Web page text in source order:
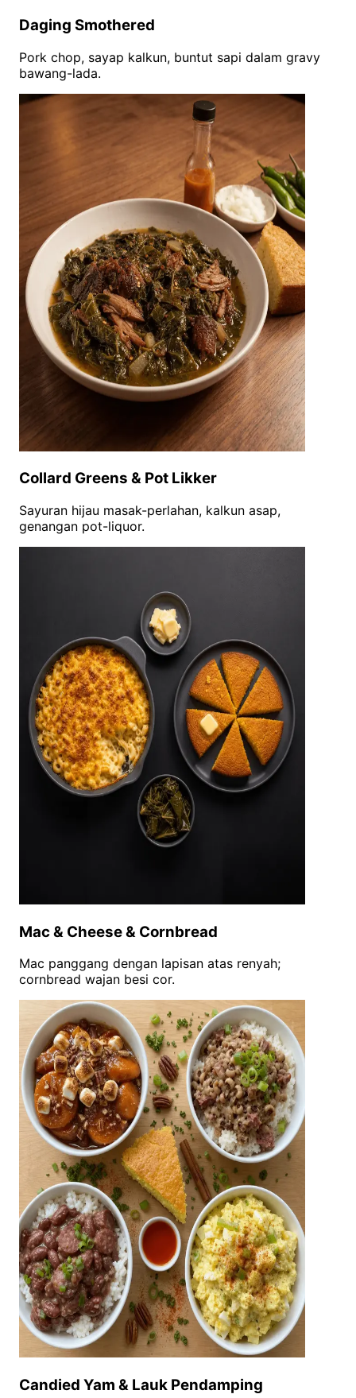
Daging Smothered
Pork chop, sayap kalkun, buntut sapi dalam gravy
bawang-lada.
Collard Greens & Pot Likker
Sayuran hijau masak-perlahan, kalkun asap,
genangan pot-liquor.
Mac & Cheese & Cornbread
Mac panggang dengan lapisan atas renyah;
cornbread wajan besi cor.
Candied Yam & Lauk Pendamping